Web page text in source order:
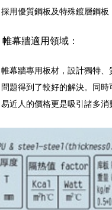
採用優質鋼板及特殊鍍層鋼
帷幕牆適用領域：
帷幕牆專用板材，設計獨特
問題得到了較好的解決。同
易近人的價格更是吸引諸多消